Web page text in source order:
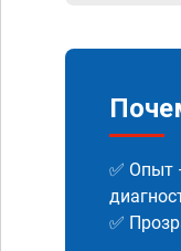
✅ Опыт
✅